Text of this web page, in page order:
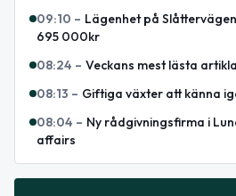
09:10 – Lägenhet på
695 000kr
08:24 – Veckans mest lästa
08:13 – Giftiga växter att känna
08:04 – Ny rådgivningsfirma i
affairs